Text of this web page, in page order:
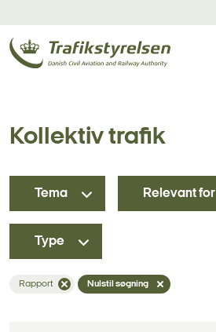
Kollektiv trafik
Rapport Nulstil søgning
Tema Relevant for
Type